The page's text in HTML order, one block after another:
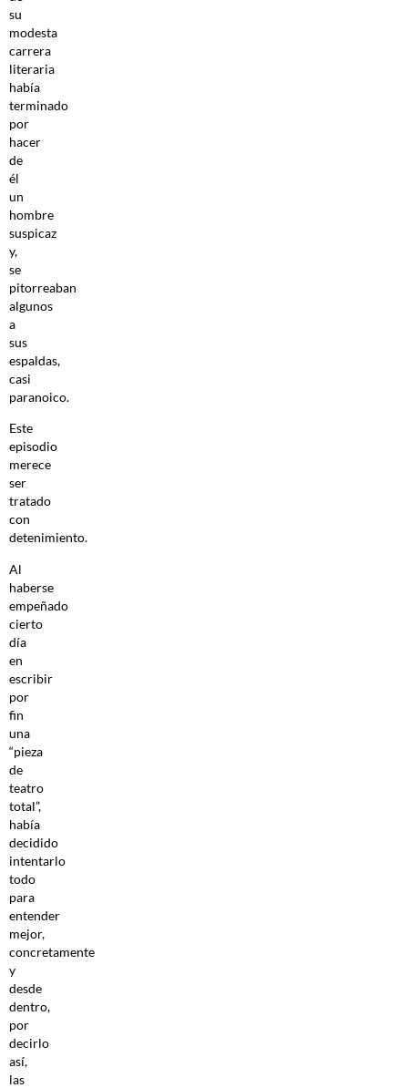
su
modesta
carrera
literaria
había
terminado
por
hacer
de
él
un
hombre
suspicaz
y,
se
pitorreaban
algunos
a
sus
espaldas,
casi
paranoico.
Este
episodio
merece
ser
tratado
con
detenimiento.
Al
haberse
empeñado
cierto
día
en
escribir
por
fin
una
“pieza
de
teatro
total”,
había
decidido
intentarlo
todo
para
entender
mejor,
concretamente
y
desde
dentro,
por
decirlo
así,
las